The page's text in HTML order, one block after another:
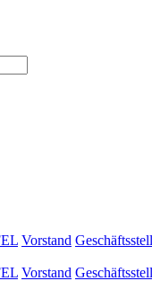
Vorstand
Vorstand